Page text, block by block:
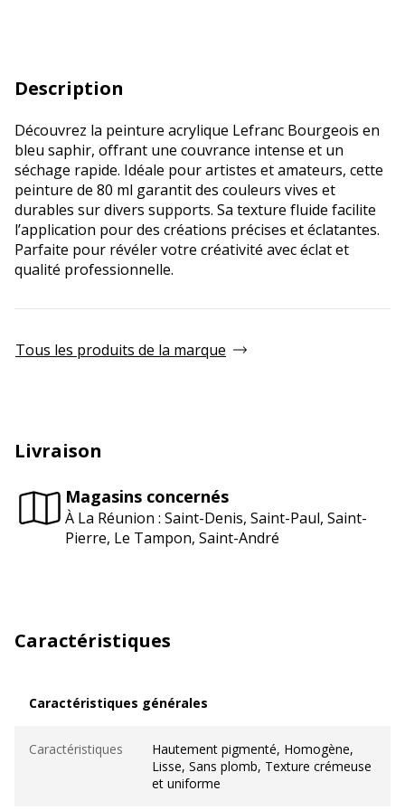
Description
Découvrez la peinture acrylique Lefranc Bourgeois en
bleu saphir, offrant une couvrance intense et un
séchage rapide. Idéale pour artistes et amateurs, cette
peinture de 80 ml garantit des couleurs vives et
durables sur divers supports. Sa texture fluide facilite
l’application pour des créations précises et éclatantes.
Parfaite pour révéler votre créativité avec éclat et
qualité professionnelle.
Tous les produits de la marque
Livraison
Magasins concernés
À La Réunion : Saint-Denis, Saint-Paul, Saint-
Pierre, Le Tampon, Saint-André
Caractéristiques
Caractéristiques générales
Caractéristiques
Hautement pigmenté, Homogène,
Lisse, Sans plomb, Texture crémeuse
et uniforme